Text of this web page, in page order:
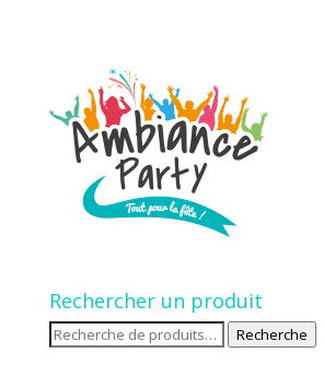
Rechercher un produit
Recherche
Recherche